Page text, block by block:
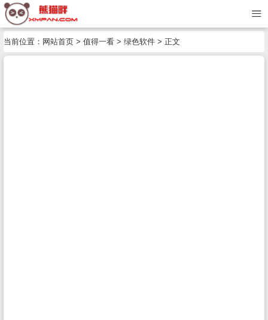
当前位置： 网站首页 > 值得一看 > 绿色软件 > 正文